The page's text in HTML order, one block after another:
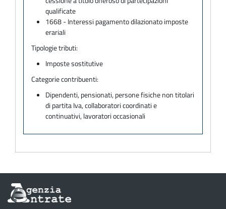
qualificate
1668 - Interessi pagamento dilazionato imposte
erariali
Tipologie tributi:
Imposte sostitutive
Categorie contribuenti:
Dipendenti, pensionati, persone fisiche non titolari
di partita Iva, collaboratori coordinati e
continuativi, lavoratori occasionali
Informazioni
sul